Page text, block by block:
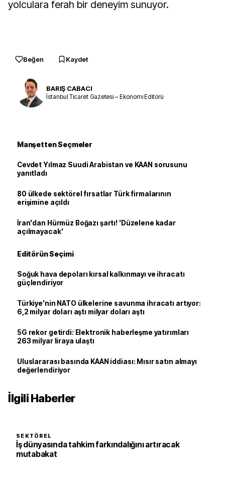
yolculara ferah bir deneyim sunuyor.
Beğen Kaydet
BARIŞ CABACI
İstanbul Ticaret Gazetesi – Ekonomi Editörü
Manşetten Seçmeler
Cevdet Yılmaz Suudi Arabistan ve KAAN sorusunu
yanıtladı
80 ülkede sektörel fırsatlar Türk firmalarının
erişimine açıldı
İran'dan Hürmüz Boğazı şartı! 'Düzelene kadar
açılmayacak'
Editörün Seçimi
Soğuk hava depoları kırsal kalkınmayı ve ihracatı
güçlendiriyor
Türkiye'nin NATO ülkelerine savunma ihracatı artıyor:
6,2 milyar doları aştı milyar doları aştı
5G rekor getirdi: Elektronik haberleşme yatırımları
263 milyar liraya ulaştı
Uluslararası basında KAAN iddiası: Mısır satın almayı
değerlendiriyor
İlgili Haberler
SEKTÖREL
İş dünyasında tahkim farkındalığını artıracak
mutabakat